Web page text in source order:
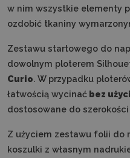
w nim wszystkie elementy
ozdobić tkaniny
Zestawu startowego do
dowolnym ploterem
Curio. W przypadku
łatwością wycinać bez
dostosowane do
Z użyciem zestawu folii do
koszulki z własnym